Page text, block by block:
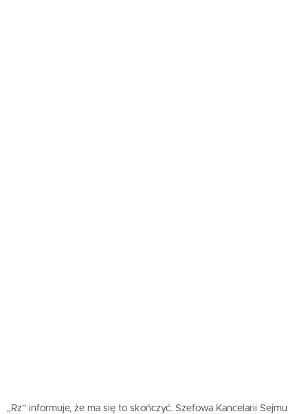
„Rz” informuje, że ma się to skończyć. Szefowa Kancelarii Sejmu